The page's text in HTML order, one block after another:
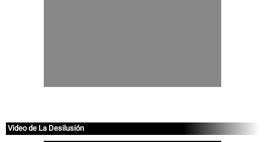
Video de La Desilusión